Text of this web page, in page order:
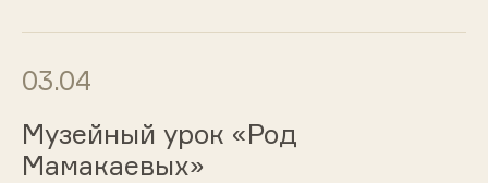
03.04
Музейный урок «Род
Мамакаевых»